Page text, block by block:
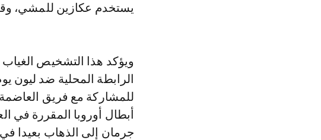
يستخدم عكازين للمشي،
ويؤكد هذا التشخيص الغياب
الرابطة المحلية ضد ليون
للمشاركة مع فريق العاضمة
أبطال أوروبا المقررة في
جرمان إلى الذهاب بعيدا